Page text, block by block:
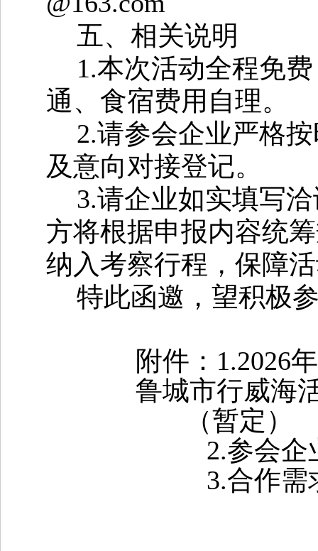
五、相关说明
1.本次活动全程免
通、 食宿费用自理。
2.请参会企业严格
及意向对接登记。
3.请企业如实填写
方将根据申报内容统
纳入考察行程，保障
特此函邀， 望积极
附件： 1.2026
鲁城市行威海
（暂定）
2.参会企
3.合作需